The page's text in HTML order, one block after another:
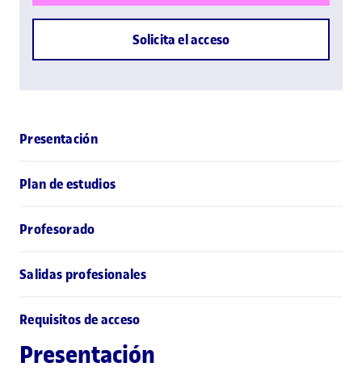
Solicita el acceso
Presentación
Plan de estudios
Profesorado
Salidas profesionales
Requisitos de acceso
Presentación